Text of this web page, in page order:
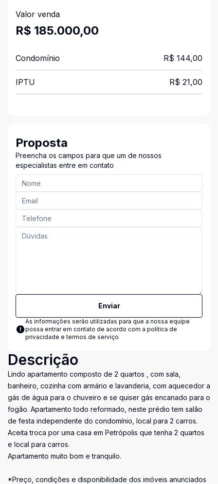
Valor venda
R$ 185.000,00
Condomínio R$ 144,00
IPTU R$ 21,00
Proposta
Preencha os campos para que um de nossos
especialistas entre em contato
Enviar
As informações serão utilizadas para que a nossa equipe
possa entrar em contato de acordo com a política de
privacidade e termos de serviço
Descrição
Lindo apartamento composto de 2 quartos , com sala,
banheiro, cozinha com armário e lavanderia, com aquecedor a
gás de água para o chuveiro e se quiser gás encanado para o
fogão. Apartamento todo reformado, neste prédio tem salão
de festa independente do condomínio, local para 2 carros.
Aceita troca por uma casa em Petrópolis que tenha 2 quartos
e local para carros.
Apartamento muito bom e tranquilo.
*Preço, condições e disponibilidade dos imóveis anunciados